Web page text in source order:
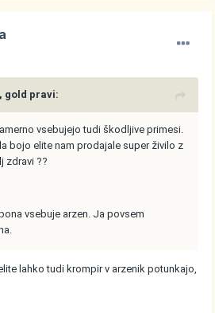
gold pravi:
vsebujejo tudi škodljive primesi.
bojo elite nam prodajale super živilo z
zdravi ??
vsebuje arzen. Ja povsem
lahko tudi krompir v arzenik potunkajo,